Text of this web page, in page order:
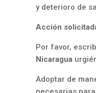
y deterioro de
Acción
Por favor,
Nicaragua
Adoptar de